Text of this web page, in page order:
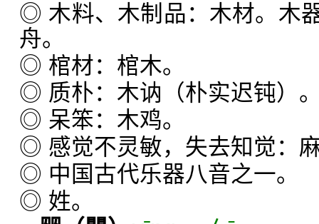
◎ 木料、木制品：木材。木
舟。
◎ 棺材：棺木。
◎ 质朴：木讷（朴实迟钝）
◎ 呆笨：木鸡。
◎ 感觉不灵敏，失去知觉：
◎ 中国古代乐器八音之一。
◎ 姓。